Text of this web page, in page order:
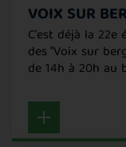
VOIX SUR
C'est déjà la
des "Voix sur
de 14h à 20h au